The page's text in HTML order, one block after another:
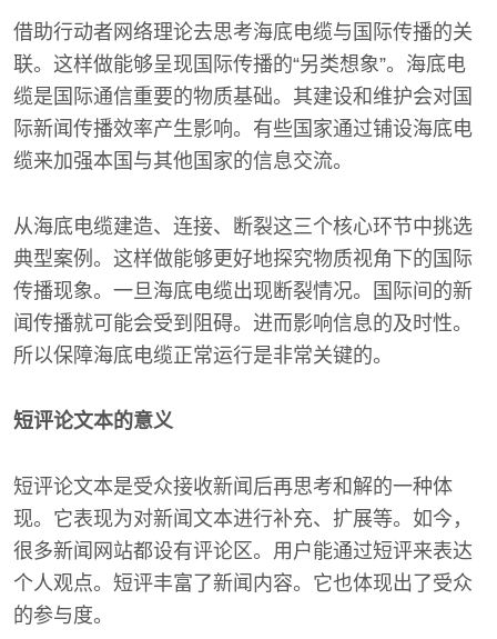
借助行动者网络理论去思考海底电缆与国际传播的关
联。这样做能够呈现国际传播的“另类想象”。海底电
缆是国际通信重要的物质基础。其建设和维护会对国
际新闻传播效率产生影响。有些国家通过铺设海底电
缆来加强本国与其他国家的信息交流。
从海底电缆建造、连接、断裂这三个核心环节中挑选
典型案例。这样做能够更好地探究物质视角下的国际
传播现象。一旦海底电缆出现断裂情况。国际间的新
闻传播就可能会受到阻碍。进而影响信息的及时性。
所以保障海底电缆正常运行是非常关键的。
短评论文本的意义
短评论文本是受众接收新闻后再思考和解的一种体
现。它表现为对新闻文本进行补充、扩展等。如今，
很多新闻网站都设有评论区。用户能通过短评来表达
个人观点。短评丰富了新闻内容。它也体现出了受众
的参与度。